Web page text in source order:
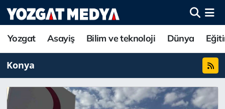
Yozgat Asayiş Bilim ve teknoloji Dünya
Konya